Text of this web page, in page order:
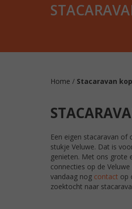
Home / Stacaravan
Een eigen stacaravan of
stukje Veluwe. Dat is
genieten. Met ons grote
connecties op de
vandaag nog contact op
zoektocht naar